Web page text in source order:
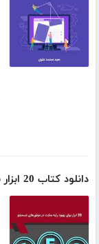
دانلود کتاب 20 ابزار برای بهبود رتبه سایت در موتورهای جستجو